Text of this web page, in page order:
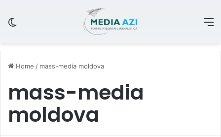
Home / mass-media moldova
mass-media
moldova